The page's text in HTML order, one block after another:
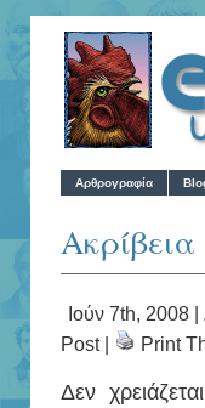
Αρθρογραφία
Ιούν 7th, 2008 |
Post| Print
Δεν